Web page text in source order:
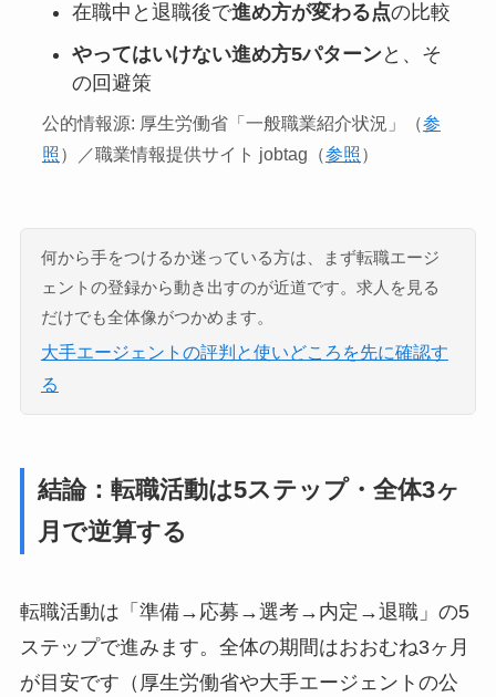
在職中と退職後で進め方が変わる点の比較
やってはいけない進め方5パターンと、そ
の回避策
公的情報源: 厚生労働省「一般職業紹介状況」（参
照）／職業情報提供サイト jobtag（参照）
何から手をつけるか迷っている方は、まず転職エージ
ェントの登録から動き出すのが近道です。求人を見る
だけでも全体像がつかめます。
大手エージェントの評判と使いどころを先に確認す
る
結論：転職活動は5ステップ・全体3ヶ
月で逆算する
転職活動は「準備→応募→選考→内定→退職」の5
ステップで進みます。全体の期間はおおむね3ヶ月
が目安です（厚生労働省や大手エージェントの公